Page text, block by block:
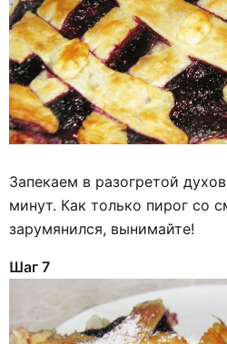
Запекаем в разогретой
минут. Как только пирог со
зарумянился, вынимайте!
Шаг 7